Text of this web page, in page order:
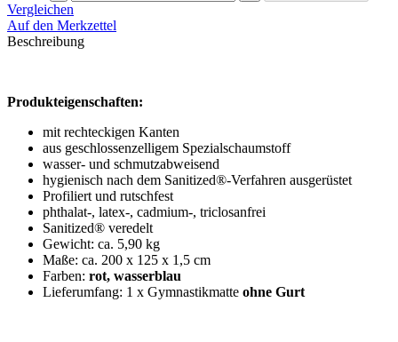
Vergleichen
Auf den Merkzettel
Beschreibung
Produkteigenschaften:
mit rechteckigen Kanten
aus geschlossenzelligem Spezialschaumstoff
wasser- und schmutzabweisend
hygienisch nach dem Sanitized®-Verfahren ausgerüstet
Profiliert und rutschfest
phthalat-, latex-, cadmium-, triclosanfrei
Sanitized® veredelt
Gewicht: ca. 5,90 kg
Maße: ca. 200 x 125 x 1,5 cm
Farben: rot, wasserblau
Lieferumfang: 1 x Gymnastikmatte ohne Gurt